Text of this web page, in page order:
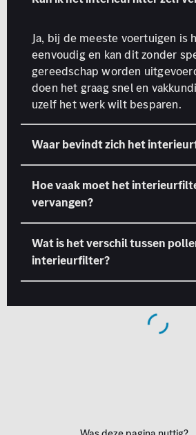
Ja, bij de meeste voertuigen is
eenvoudig en kan dit zonder
gereedschap worden
doen het graag snel en
uzelf het werk wilt besparen.